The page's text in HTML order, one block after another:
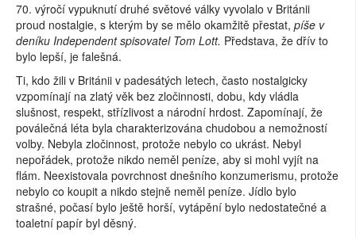
70. výročí vypuknutí druhé světové války vyvolalo v Británii
proud nostalgie, s kterým by se mělo okamžitě přestat, píše v
deníku Independent spisovatel Tom Lott. Představa, že dřív to
bylo lepší, je falešná.
Ti, kdo žili v Británii v padesátých letech, často nostalgicky
vzpomínají na zlatý věk bez zločinnosti, dobu, kdy vládla
slušnost, respekt, střízlivost a národní hrdost. Zapomínají, že
poválečná léta byla charakterizována chudobou a nemožností
volby. Nebyla zločinnost, protože nebylo co ukrást. Nebyl
nepořádek, protože nikdo neměl peníze, aby si mohl vyjít na
flám. Neexistovala povrchnost dnešního konzumerismu, protože
nebylo co koupit a nikdo stejně neměl peníze. Jídlo bylo
strašné, počasí bylo ještě horší, vytápění bylo nedostatečné a
toaletní papír byl děsný.